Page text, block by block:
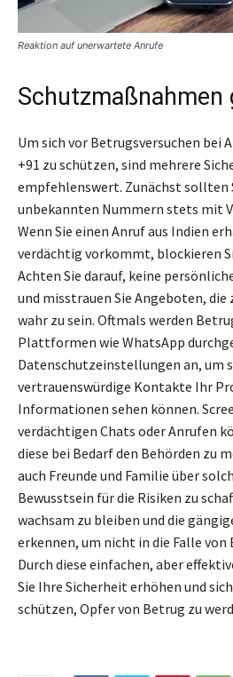
Reaktion auf unerwartete Anrufe
Schutzmaßnahmen
Um sich vor Betrugsversuchen bei
+91 zu schützen, sind mehrere
empfehlenswert. Zunächst sollten
unbekannten Nummern stets mit
Wenn Sie einen Anruf aus Indien
verdächtig vorkommt, blockieren
Achten Sie darauf, keine
und misstrauen Sie Angeboten, die
wahr zu sein. Oftmals werden
Plattformen wie WhatsApp
Datenschutzeinstellungen an, um
vertrauenswürdige Kontakte Ihr
Informationen sehen können.
verdächtigen Chats oder Anrufen
diese bei Bedarf den Behörden zu
auch Freunde und Familie über
Bewusstsein für die Risiken zu
wachsam zu bleiben und die
erkennen, um nicht in die Falle
Durch diese einfachen, aber
Sie Ihre Sicherheit erhöhen und
schützen, Opfer von Betrug zu